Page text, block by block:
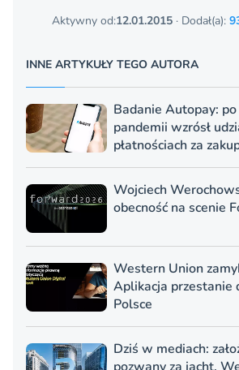
Aktywny od:12.01.2015 · Dodał(a):
INNE ARTYKUŁY TEGO AUTORA
Badanie Autopay:
pandemii wzrósł
płatnościach za
Wojciech
obecność na scenie
Western Union
Aplikacja przestanie
Polsce
Dziś w mediach: